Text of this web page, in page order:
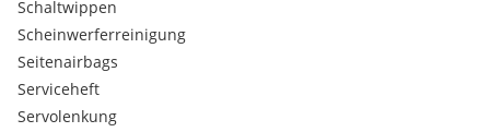
Schaltwippen
Scheinwerferreinigung
Seitenairbags
Serviceheft
Servolenkung